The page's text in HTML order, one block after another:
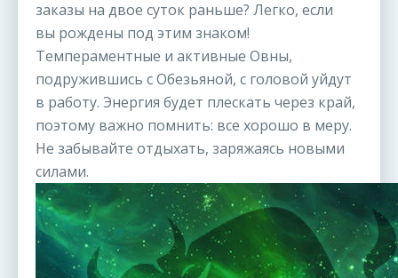
заказы на двое суток раньше? Легко, если
вы рождены под этим знаком!
Темпераментные и активные Овны,
подружившись с Обезьяной, с головой уйдут
в работу. Энергия будет плескать через край,
поэтому важно помнить: все хорошо в меру.
Не забывайте отдыхать, заряжаясь новыми
силами.